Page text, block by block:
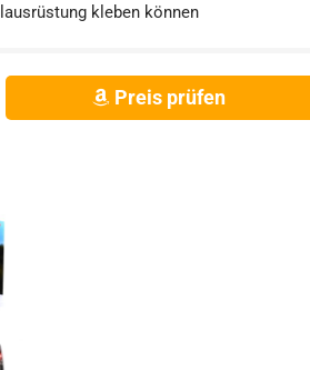
kleben können
Preis prüfen